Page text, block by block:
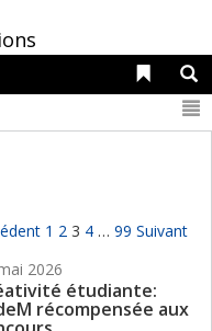
Liens
1 2 3 4 … 99 Suivant
2026
étudiante:
récompensée aux